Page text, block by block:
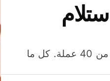
وفّر المال عند إرسال الأموال وإنفاقها واستلامها بأكثر من 40 عملة. كل ما